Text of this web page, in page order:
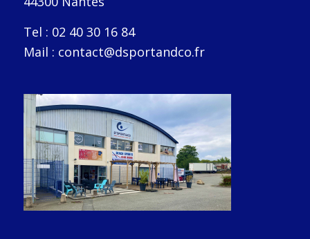
Tel : 02 40 30 16 84
Mail : contact@dsportandco.fr